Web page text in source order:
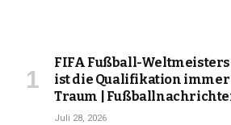
FIFA Fußball-
ist die Qualifikation
Traum |
Juli 28, 2026